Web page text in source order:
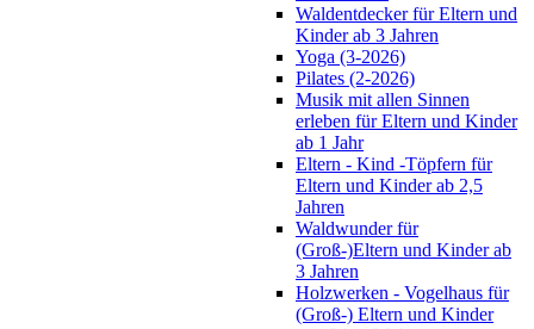
Waldentdecker für Eltern und
Kinder ab 3 Jahren
Yoga (3-2026)
Pilates (2-2026)
Musik mit allen Sinnen
erleben für Eltern und Kinder
ab 1 Jahr
Eltern - Kind -Töpfern für
Eltern und Kinder ab 2,5
Jahren
Waldwunder für
(Groß-)Eltern und Kinder ab
3 Jahren
Holzwerken - Vogelhaus für
(Groß-) Eltern und Kinder